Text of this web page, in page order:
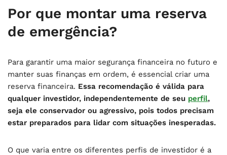
Por que montar uma reserva
de emergência?
Para garantir uma maior segurança financeira no futuro e
manter suas finanças em ordem, é essencial criar uma
reserva financeira. Essa recomendação é válida para
qualquer investidor, independentemente de seu perfil,
seja ele conservador ou agressivo, pois todos precisam
estar preparados para lidar com situações inesperadas.
O que varia entre os diferentes perfis de investidor é a